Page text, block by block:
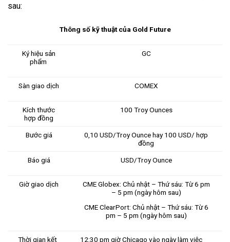
sau:
Thông số kỹ thuật của Gold Future
Ký hiệu sản
phẩm
GC
Sàn giao dịch COMEX
Kích thước
hợp đồng
100 Troy Ounces
Bước giá
0,10 USD/Troy Ounce hay 100 USD/ hợp
đồng
Báo giá USD/Troy Ounce
Giờ giao dịch
CME Globex: Chủ nhật – Thứ sáu: Từ 6 pm
– 5 pm (ngày hôm sau)
CME ClearPort: Chủ nhật – Thứ sáu: Từ 6
pm – 5 pm (ngày hôm sau)
Thời gian kết 12:30 pm giờ Chicago vào ngày làm việc